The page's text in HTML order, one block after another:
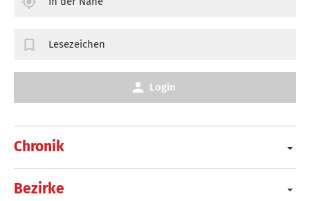
Chronik
Bezirke
Lesezeichen
Login